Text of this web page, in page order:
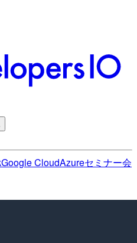
Google CloudAzureセミナー会